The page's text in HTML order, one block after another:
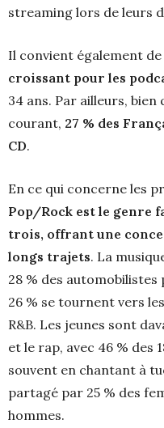
streaming lors de leurs
Il convient également
croissant pour les
34 ans. Par ailleurs, bien
courant, 27 % des
CD.
En ce qui concerne les
Pop/Rock est le genre
trois, offrant une
longs trajets. La
28 % des
26 % se tournent vers
R&B. Les jeunes sont
et le rap, avec 46 % des
souvent en chantant à
partagé par 25 % des
hommes.